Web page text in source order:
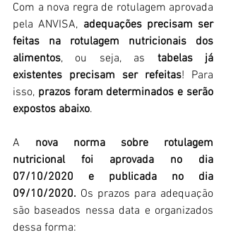
Com a nova regra de rotulagem aprovada
pela ANVISA, adequações precisam ser
feitas na rotulagem nutricionais dos
alimentos, ou seja, as tabelas já
existentes precisam ser refeitas! Para
isso, prazos foram determinados e serão
expostos abaixo.
A nova norma sobre rotulagem
nutricional foi aprovada no dia
07/10/2020 e publicada no dia
09/10/2020. Os prazos para adequação
são baseados nessa data e organizados
dessa forma: